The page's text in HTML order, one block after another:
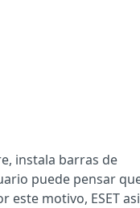
instala barras de
puede pensar
motivo, ESET